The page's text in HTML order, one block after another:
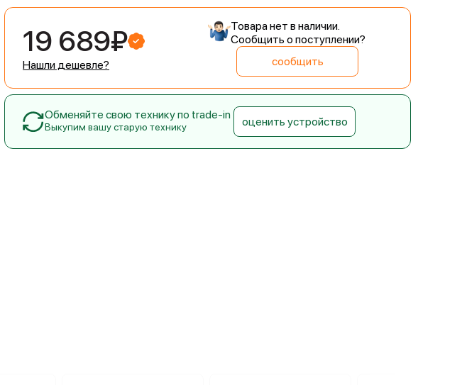
19 689₽
Нашли дешевле?
Товара нет в наличии.
Сообщить о поступлении?
сообщить
Обменяйте свою технику по trade-in
Выкупим вашу старую технику оценить устройство